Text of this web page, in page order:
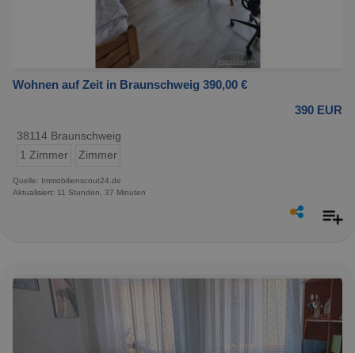
Wohnen auf Zeit in Braunschweig 390,00 €
390 EUR
38114 Braunschweig
1 Zimmer
Zimmer
Quelle: Immobilienscout24.de
Aktualisiert: 11 Stunden, 37 Minuten